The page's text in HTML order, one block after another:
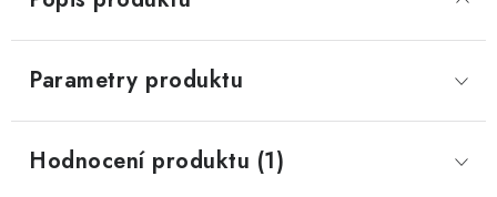
Parametry produktu
Hodnocení produktu (1)